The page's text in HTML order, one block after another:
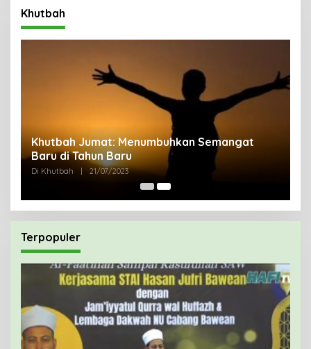
Khutbah
Khutbah Jumat: Menumbuhkan Semangat
Baru di Tahun Baru
Di Khutbah | 21/07/2023
Terpopuler